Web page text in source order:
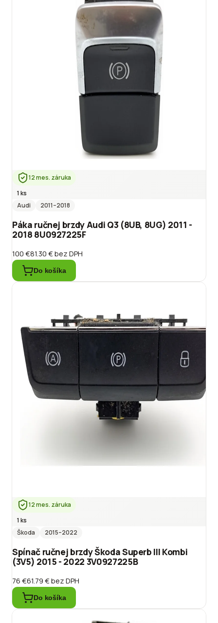
12 mes. záruka
1 ks
Audi
2011–2018
Páka ručnej brzdy Audi Q3 (8UB, 8UG) 2011 -
2018 8U0927225F
100 €81.30 €bez DPH
Do košíka
12 mes. záruka
1 ks
Škoda
2015–2022
Spínač ručnej brzdy Škoda Superb III Kombi
(3V5) 2015 - 2022 3V0927225B
76 €61.79 €bez DPH
Do košíka